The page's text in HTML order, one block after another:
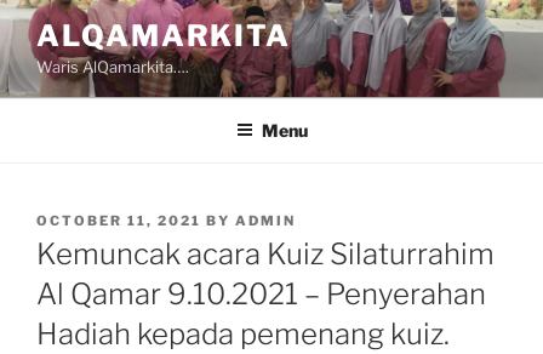
Skip
to
content
ALQAMARKITA
Waris AlQamarkita….
Menu
POSTED
ON
OCTOBER 11, 2021 BY ADMIN
Kemuncak acara Kuiz Silaturrahim
Al Qamar 9.10.2021 – Penyerahan
Hadiah kepada pemenang kuiz.